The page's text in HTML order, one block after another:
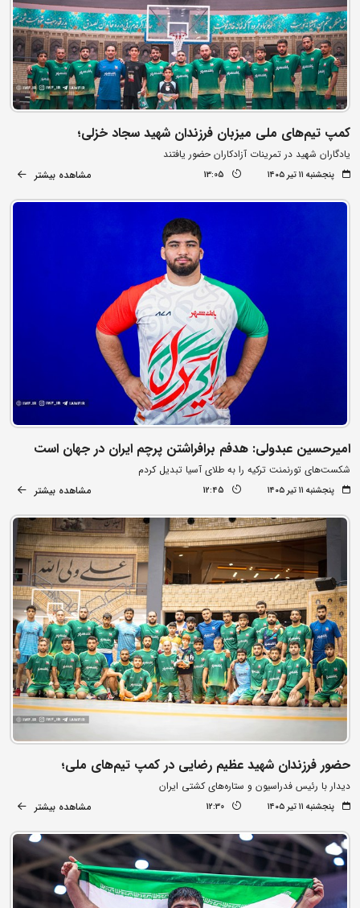
کمپ تیم‌های ملی میزبان فرزندان شهید سجاد خزلی؛
یادگاران شهید در تمرینات آزادکاران حضور یافتند
پنجشنبه ۱۱ تیر ۱۴۰۵ 13:05 مشاهده بیشتر
امیرحسین عبدولی: هدفم برافراشتن پرچم ایران در جهان است
شکست‌های تورنمنت ترکیه را به طلای آسیا تبدیل کردم
پنجشنبه ۱۱ تیر ۱۴۰۵ 12:45 مشاهده بیشتر
حضور فرزندان شهید عظیم رضایی در کمپ تیم‌های ملی؛
دیدار با رئیس فدراسیون و ستاره‌های کشتی ایران
پنجشنبه ۱۱ تیر ۱۴۰۵ 12:30 مشاهده بیشتر